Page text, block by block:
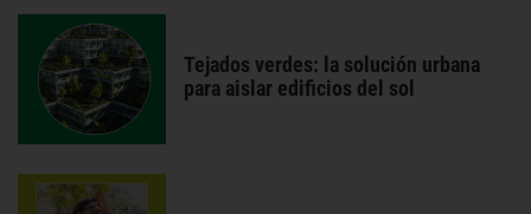
Tejados verdes: la solución urbana
para aislar edificios del sol